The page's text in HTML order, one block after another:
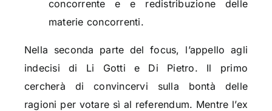
concorrente e e redistribuzione delle
materie concorrenti.
Nella seconda parte del focus, l’appello agli
indecisi di Li Gotti e Di Pietro. Il primo
cercherà di convincervi sulla bontà delle
ragioni per votare sì al referendum. Mentre l’ex